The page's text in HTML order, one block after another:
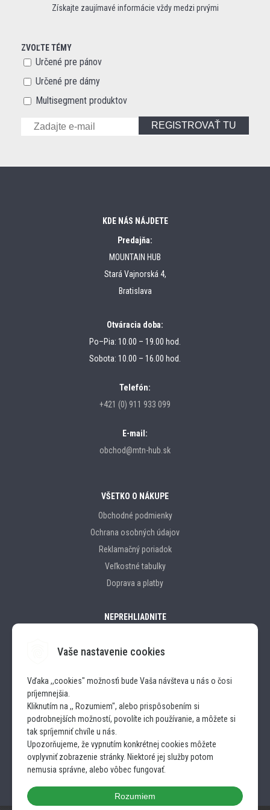
Vaše nastavenie cookies
Vďaka ,,cookies" možnosťi bude Vaša návšteva u nás o čosi
príjemnejšia.
Kliknutím na ,, Rozumiem", alebo prispôsobením si
podrobnejších možností, povolíte ich používanie, a môžete si
tak spríjemniť chvíle u nás.
Upozorňujeme, že vypnutím konkrétnej cookies môžete
ovplyvniť zobrazenie stránky. Niektoré jej služby potom
nemusia správne, alebo vôbec fungovať.
Rozumiem
Získajte zaujímavé informácie vždy medzi prvými
ZVOĽTE TÉMY
Určené pre pánov
Určené pre dámy
Multisegment produktov
REGISTROVAŤ TU
KDE NÁS NÁJDETE
Predajňa:
MOUNTAIN HUB
Stará Vajnorská 4,
Bratislava
Otváracia doba:
Po–Pia: 10.00 – 19.00 hod.
Sobota: 10.00 – 16.00 hod.
Telefón:
+421 (0) 911 933 099
E-mail:
obchod@mtn-hub.sk
VŠETKO O NÁKUPE
Obchodné podmienky
Ochrana osobných údajov
Reklamačný poriadok
Veľkostné tabulky
Doprava a platby
NEPREHLIADNITE
INSTAGRAM
FACEBOOK